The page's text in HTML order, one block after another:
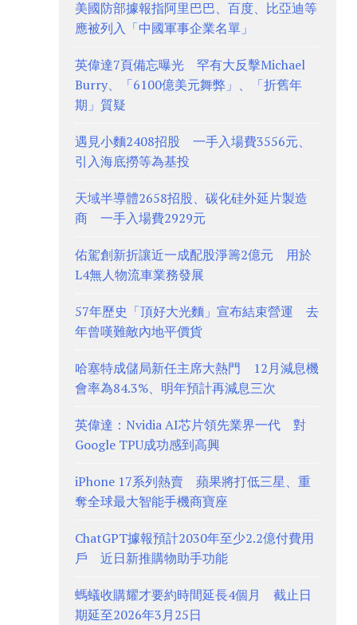
美國防部據報指阿里巴巴、百度、比亞迪等
應被列入「中國軍事企業名單」
英偉達7頁備忘曝光 罕有大反擊Michael
Burry、「6100億美元舞弊」、「折舊年
期」質疑
遇見小麵2408招股 一手入場費3556元、
引入海底撈等為基投
天域半導體2658招股、碳化硅外延片製造
商 一手入場費2929元
佑駕創新折讓近一成配股淨籌2億元 用於
L4無人物流車業務發展
57年歷史「頂好大光麵」宣布結束營運 去
年曾嘆難敵內地平價貨
哈塞特成儲局新任主席大熱門 12月減息機
會率為84.3%、明年預計再減息三次
英偉達：Nvidia AI芯片領先業界一代 對
Google TPU成功感到高興
iPhone 17系列熱賣 蘋果將打低三星、重
奪全球最大智能手機商寶座
ChatGPT據報預計2030年至少2.2億付費用
戶 近日新推購物助手功能
螞蟻收購耀才要約時間延長4個月 截止日
期延至2026年3月25日